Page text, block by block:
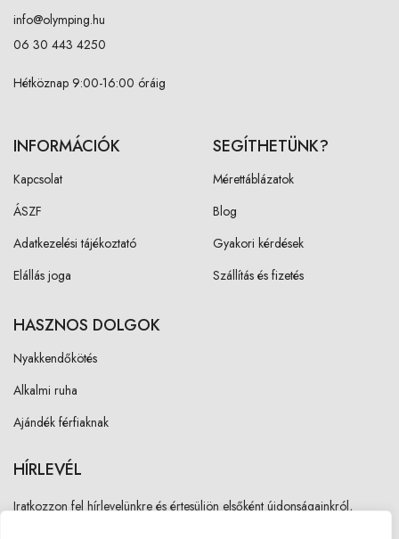
info@olymping.hu
06 30 443 4250
Hétköznap 9:00-16:00 óráig
INFORMÁCIÓK
Kapcsolat
ÁSZF
Adatkezelési tájékoztató
Elállás joga
SEGÍTHETÜNK?
Mérettáblázatok
Blog
Gyakori kérdések
Szállítás és fizetés
HASZNOS DOLGOK
Nyakkendőkötés
Alkalmi ruha
Ajándék férfiaknak
HÍRLEVÉL
Iratkozzon fel hírlevelünkre és értesüljön elsőként újdonságainkról,